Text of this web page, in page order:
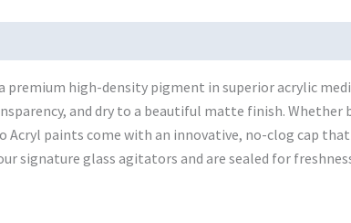
premium high-density pigment in superior acrylic
and dry to a beautiful matte finish.
Acryl paints come with an innovative, no-clog cap
signature glass agitators and are sealed for